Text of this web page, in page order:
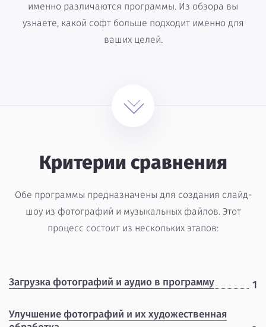
именно различаются программы. Из обзора вы
узнаете, какой софт больше подходит именно для
ваших целей.
Критерии сравнения
Обе программы предназначены для создания слайд-
шоу из фотографий и музыкальных файлов. Этот
процесс состоит из нескольких этапов:
Загрузка фотографий и аудио в программу 1
Улучшение фотографий и их художественная